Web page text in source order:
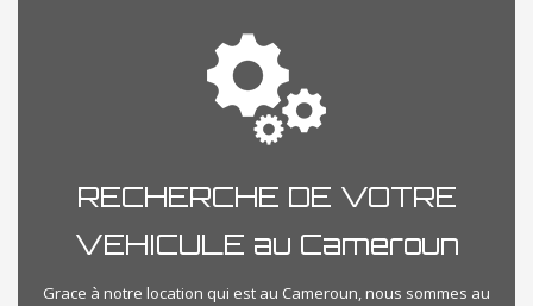
RECHERCHE DE VOTRE
VEHICULE au Cameroun
Grace à notre location qui est au Cameroun, nous sommes au